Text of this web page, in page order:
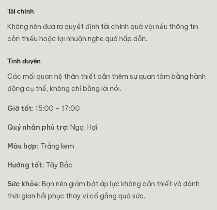
Tài chính
Không nên đưa ra quyết định tài chính quá vội nếu thông tin
còn thiếu hoặc lợi nhuận nghe quá hấp dẫn.
Tình duyên
Các mối quan hệ thân thiết cần thêm sự quan tâm bằng hành
động cụ thể, không chỉ bằng lời nói.
Giờ tốt: 15:00 – 17:00
Quý nhân phù trợ: Ngọ, Hợi
Màu hợp: Trắng kem
Hướng tốt: Tây Bắc
Sức khỏe: Bạn nên giảm bớt áp lực không cần thiết và dành
thời gian hồi phục thay vì cố gắng quá sức.